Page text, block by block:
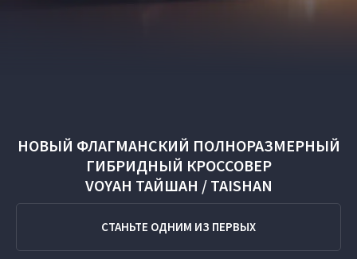
НОВЫЙ ФЛАГМАНСКИЙ ПОЛНОРАЗМЕРНЫЙ
ГИБРИДНЫЙ КРОССОВЕР
VOYAH ТАЙШАН / TAISHAN
СТАНЬТЕ ОДНИМ ИЗ ПЕРВЫХ